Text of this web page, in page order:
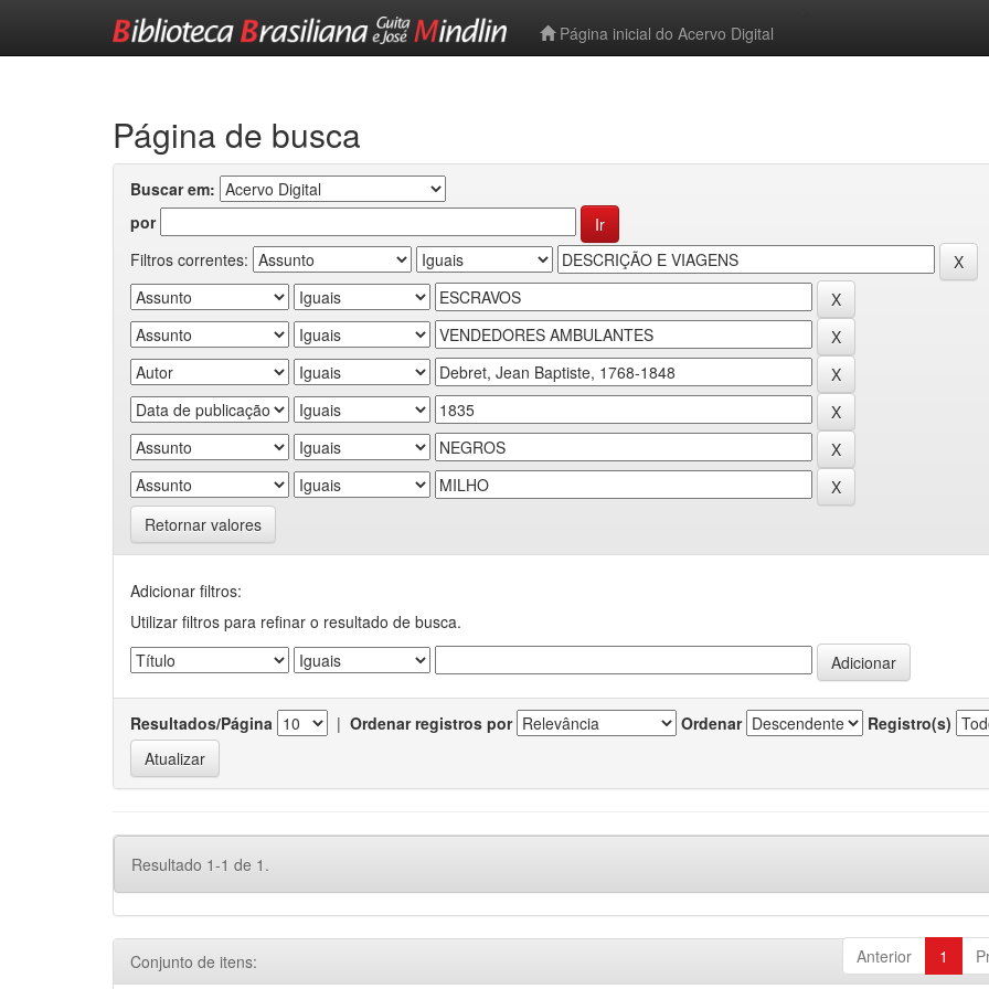
Página inicial do Acervo Digital
Página de busca
Buscar em:
por
Filtros correntes:
Retornar valores
Adicionar filtros:
Utilizar filtros para refinar o resultado de busca.
Resultados/Página | Ordenar registros por Ordenar Registro(s)
Resultado 1-1 de 1.
Anterior 1
Conjunto de itens: